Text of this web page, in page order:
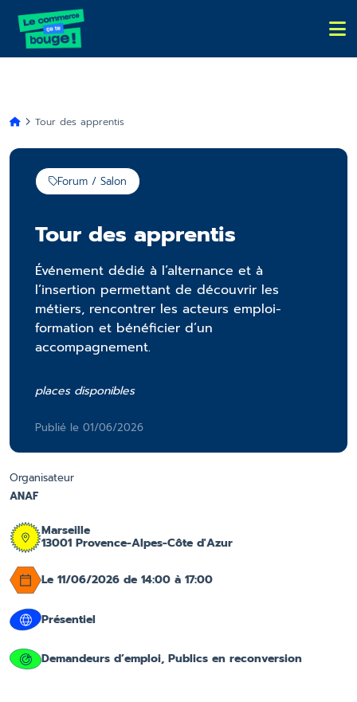
Tour des apprentis
Forum / Salon
Tour des apprentis
Événement dédié à l’alternance et à
l’insertion permettant de découvrir les
métiers, rencontrer les acteurs emploi-
formation et bénéficier d’un
accompagnement.
places disponibles
Publié le 01/06/2026
Organisateur
ANAF
Marseille
13001 Provence-Alpes-Côte d'Azur
Le 11/06/2026 de 14:00 à 17:00
Présentiel
Demandeurs d’emploi, Publics en reconversion